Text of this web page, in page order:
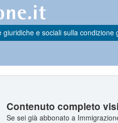
e sociali sulla
Contenuto completo
Se sei già abbonato a